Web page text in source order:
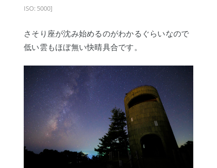
ISO: 5000]
さそり座が沈み始めるのがわかるぐらいなので
低い雲もほぼ無い快晴具合です。